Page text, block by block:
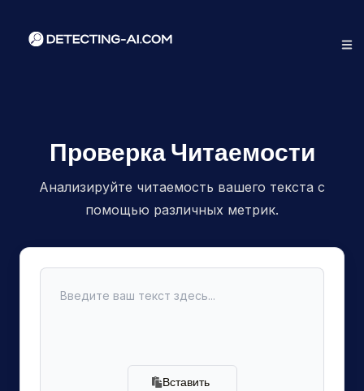
Проверка Читаемости
Анализируйте читаемость вашего текста с
помощью различных метрик.
Вставить